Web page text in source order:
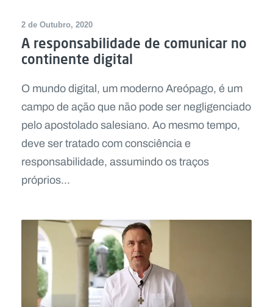
2 de Outubro, 2020
A responsabilidade de comunicar no
continente digital
O mundo digital, um moderno Areópago, é um
campo de ação que não pode ser negligenciado
pelo apostolado salesiano. Ao mesmo tempo,
deve ser tratado com consciência e
responsabilidade, assumindo os traços
próprios...